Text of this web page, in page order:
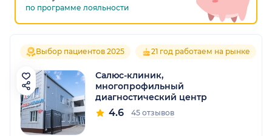
по программе лояльности
Выбор пациентов 2025 21 год работаем на рынке
Салюс-клиник,
многопрофильный
диагностический центр
4.6 45 отзывов